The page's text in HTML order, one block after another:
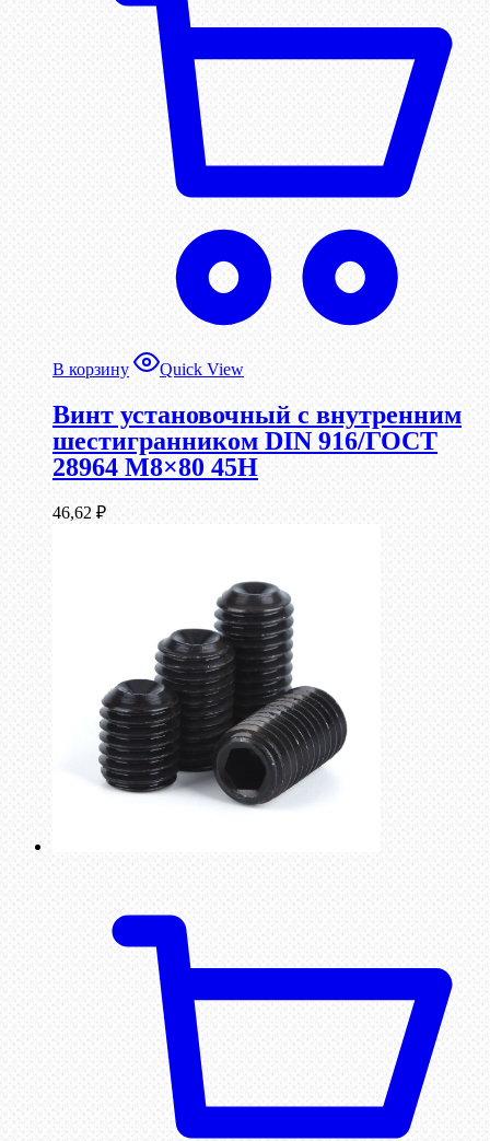
В корзину Quick View
Винт установочный с внутренним
шестигранником DIN 916/ГОСТ
28964 М8×80 45Н
46,62 ₽